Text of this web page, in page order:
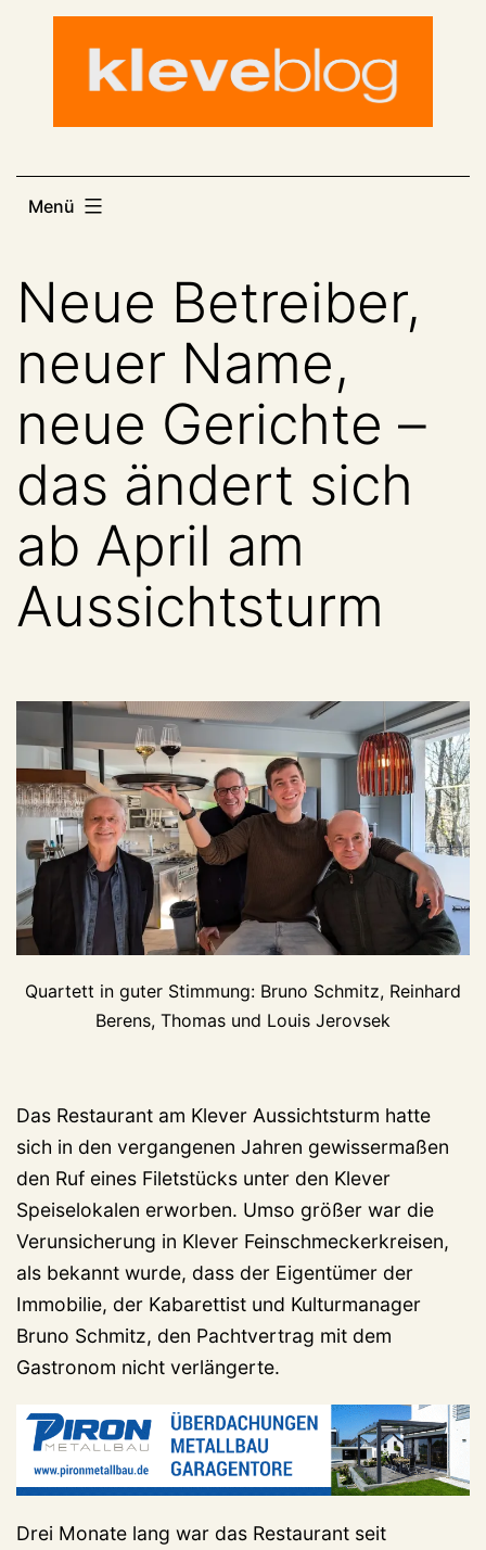
Menü
Neue Betreiber,
neuer Name,
neue Gerichte –
das ändert sich
ab April am
Aussichtsturm
Quartett in guter Stimmung: Bruno Schmitz, Reinhard
Berens, Thomas und Louis Jerovsek
Das Restaurant am Klever Aussichtsturm hatte
sich in den vergangenen Jahren gewissermaßen
den Ruf eines Filetstücks unter den Klever
Speiselokalen erworben. Umso größer war die
Verunsicherung in Klever Feinschmeckerkreisen,
als bekannt wurde, dass der Eigentümer der
Immobilie, der Kabarettist und Kulturmanager
Bruno Schmitz, den Pachtvertrag mit dem
Gastronom nicht verlängerte.
Drei Monate lang war das Restaurant seit